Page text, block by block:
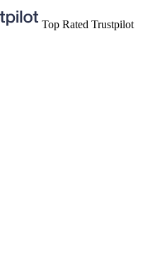
Top Rated Trustpilot